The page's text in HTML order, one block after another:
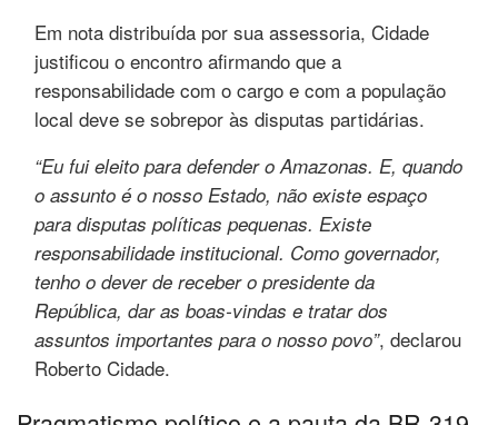
Em nota distribuída por sua assessoria, Cidade
justificou o encontro afirmando que a
responsabilidade com o cargo e com a população
local deve se sobrepor às disputas partidárias.
“Eu fui eleito para defender o Amazonas. E, quando
o assunto é o nosso Estado, não existe espaço
para disputas políticas pequenas. Existe
responsabilidade institucional. Como governador,
tenho o dever de receber o presidente da
República, dar as boas-vindas e tratar dos
assuntos importantes para o nosso povo”, declarou
Roberto Cidade.